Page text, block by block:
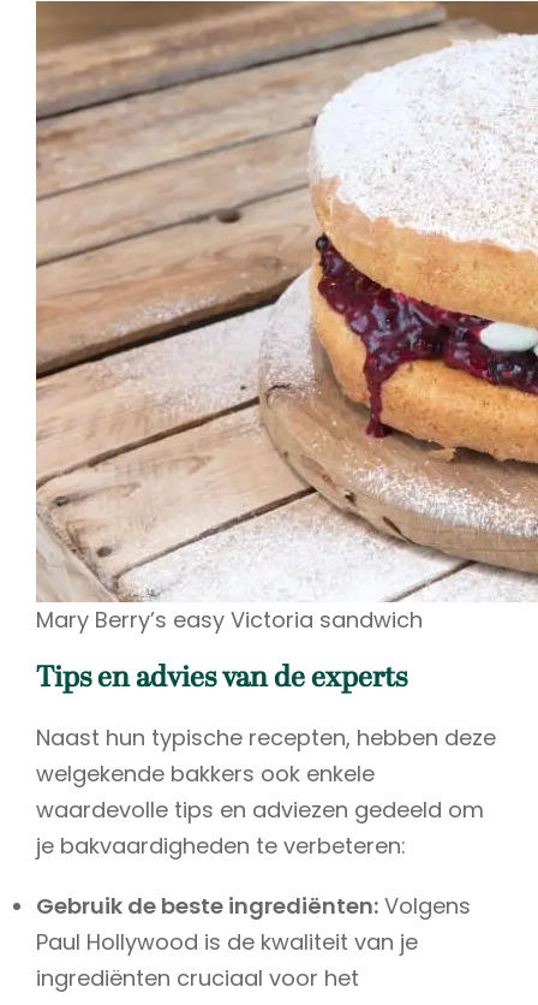
Mary Berry’s easy Victoria sandwich
Tips en advies van de experts
Naast hun typische recepten, hebben deze
welgekende bakkers ook enkele
waardevolle tips en adviezen gedeeld om
je bakvaardigheden te verbeteren:
Gebruik de beste ingrediënten: Volgens
Paul Hollywood is de kwaliteit van je
ingrediënten cruciaal voor het